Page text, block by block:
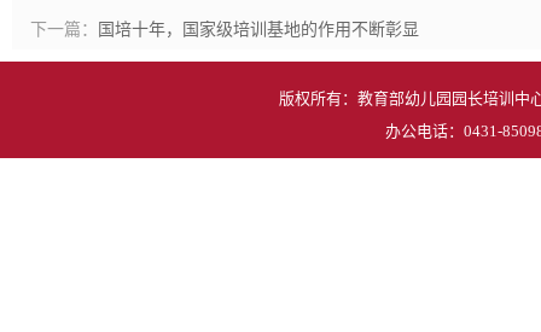
下一篇： 国培十年，国家级培训基地的作用不断彰显
版权所有：教育部幼儿园园长培训中
办公电话：0431-